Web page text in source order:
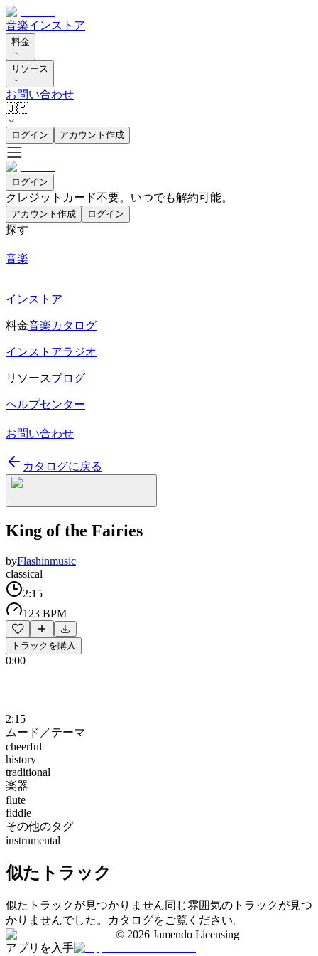
音楽インストア
料金
リソース
お問い合わせ
🇯🇵
ログイン アカウント作成
ログイン
クレジットカード不要。いつでも解約可能。
アカウント作成 ログイン
探す
音楽
インストア
料金音楽カタログ
インストアラジオ
リソースブログ
ヘルプセンター
お問い合わせ
カタログに戻る
King of the Fairies
byFlashinmusic
classical
2:15
123 BPM
トラックを購入
0:00
2:15
ムード／テーマ
cheerful
history
traditional
楽器
flute
fiddle
その他のタグ
instrumental
似たトラック
似たトラックが見つかりません同じ雰囲気のトラックが見つ
かりませんでした。カタログをご覧ください。
© 2026 Jamendo Licensing
アプリを入手